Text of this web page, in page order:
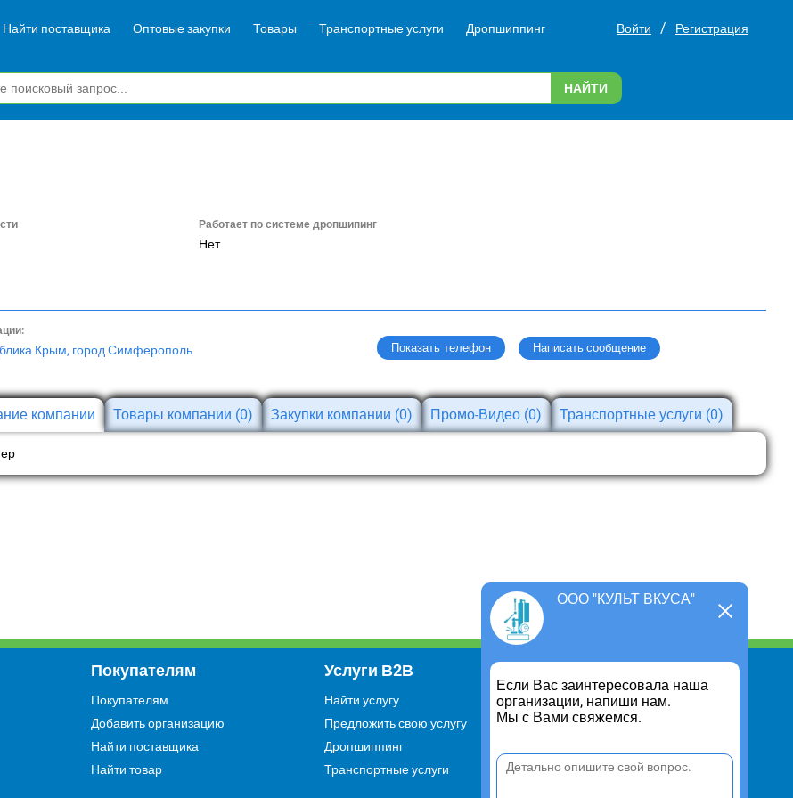
Найти поставщика Оптовые закупки Товары Транспортные услуги Дропшиппинг Войти / Регистрация
НАЙТИ
Работает по системе дропшипинг
Нет
Крым, город Симферополь Показать телефон Написать сообщение
компании Товары компании (0) Закупки компании (0) Промо-Видео (0) Транспортные услуги (0)
ООО "КУЛЬТ ВКУСА"
Если Вас заинтересовала наша
организации, напиши нам.
Мы с Вами свяжемся.
Покупателям
Покупателям
Добавить организацию
Найти поставщика
Найти товар
Услуги В2В
Найти услугу
Предложить свою услугу
Дропшиппинг
Транспортные услуги
Для чего существует портал
Политика конфиденциальности
Пользовательское соглашение